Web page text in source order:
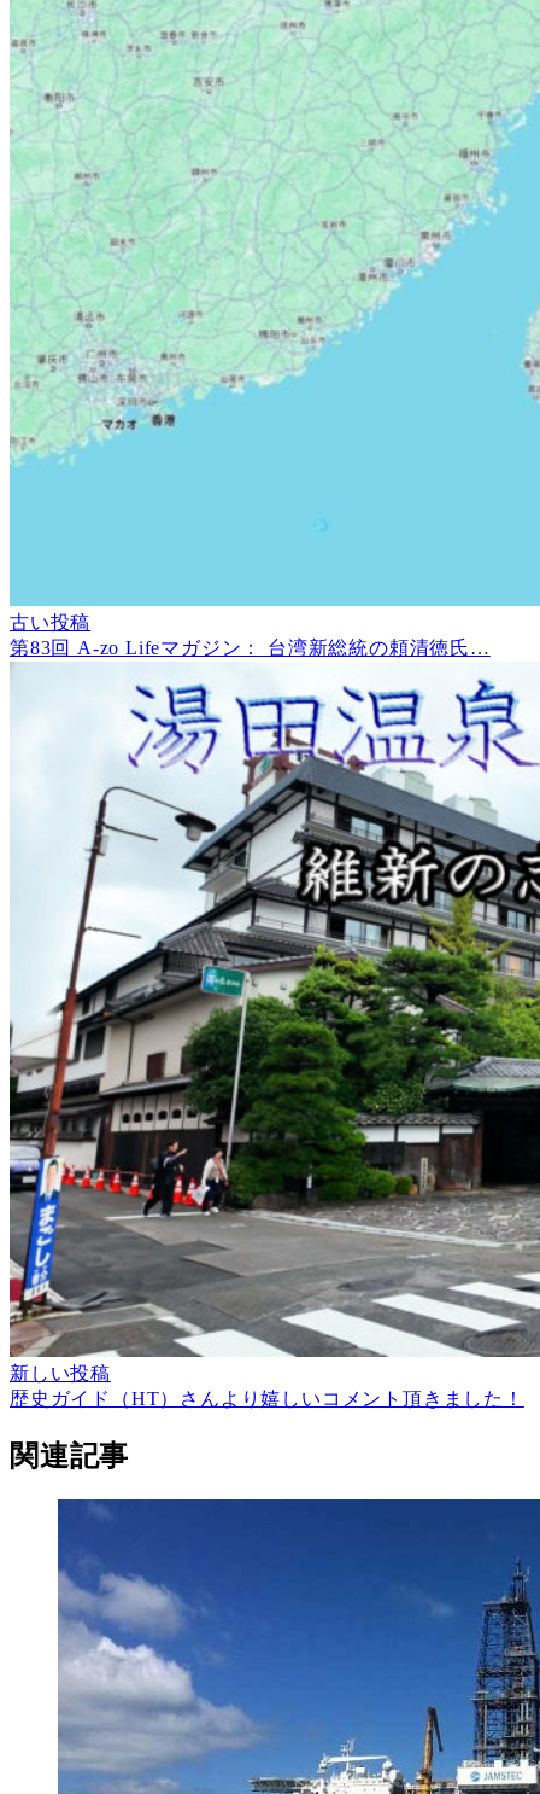
古い投稿
第83回 A-zo Lifeマガジン： 台湾新総統の頼清徳氏…
新しい投稿
歴史ガイド（HT）さんより嬉しいコメント頂きました！
関連記事